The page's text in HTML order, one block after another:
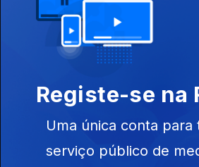
Registe-se na
Uma única conta para
serviço público de